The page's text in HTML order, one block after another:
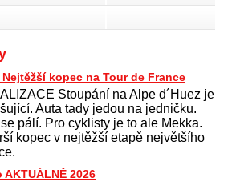
Nejtěžší kopec na Tour de France
Stoupání na Alpe d´Huez je
Auta tady jedou na jedničku.
pálí. Pro cyklisty je to ale Mekka.
kopec v nejtěžší etapě největšího
AKTUÁLNĚ 2026